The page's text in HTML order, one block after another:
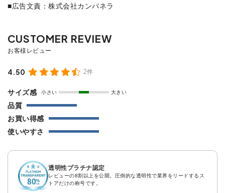
■広告文責：株式会社カンパネラ
4.50 2件
サイズ感 小さい 大きい
品質
お買い得感
使いやすさ
透明性プラチナ認定
レビューの8割以上を公開。圧倒的な透明性で業界をリードするス
トアだけの称号です。